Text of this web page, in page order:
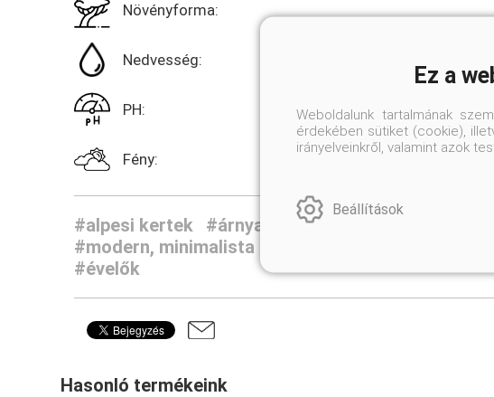
Növényforma:
Nedvesség:
PH:
Fény:
#alpesi kertek #árnyas kertek
#modern, minimalista kertek
#évelők
Hasonló termékeink
Ez a
Weboldalunk tartalmának
érdekében sütiket (cookie),
irányelveinkről, valamint azok
Beállítások